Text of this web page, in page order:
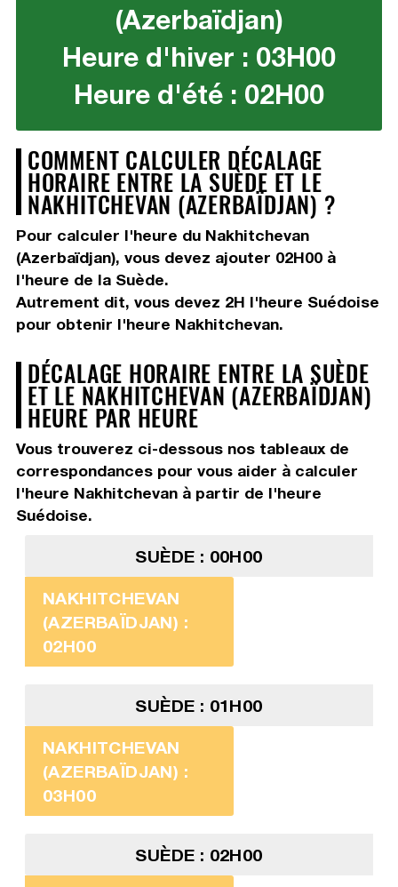
(Azerbaïdjan)
Heure d'hiver : 03H00
Heure d'été : 02H00
COMMENT CALCULER DÉCALAGE
HORAIRE ENTRE LA SUÈDE ET LE
NAKHITCHEVAN (AZERBAÏDJAN) ?
Pour calculer l'heure du Nakhitchevan
(Azerbaïdjan), vous devez ajouter 02H00à
l'heure de la Suède.
Autrement dit, vous devez 2H l'heure Suédoise
pour obtenir l'heure Nakhitchevan.
DÉCALAGE HORAIRE ENTRE LA SUÈDE
ET LE NAKHITCHEVAN (AZERBAÏDJAN)
HEURE PAR HEURE
Vous trouverez ci-dessous nos tableaux de
correspondances pour vous aider à calculer
l'heure Nakhitchevan à partir de l'heure
Suédoise.
SUÈDE : 00H00
NAKHITCHEVAN
(AZERBAÏDJAN) :
02H00
SUÈDE : 01H00
NAKHITCHEVAN
(AZERBAÏDJAN) :
03H00
SUÈDE : 02H00